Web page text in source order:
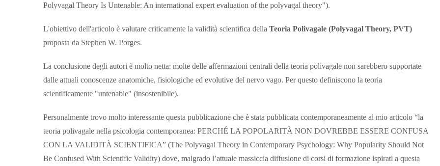
Polyvagal Theory Is Untenable: An international expert evaluation of the polyvagal theory").
L'obiettivo dell'articolo è valutare criticamente la validità scientifica della Teoria Polivagale (Polyvagal Theory, PVT)
proposta da Stephen W. Porges.
La conclusione degli autori è molto netta: molte delle affermazioni centrali della teoria polivagale non sarebbero supportate
dalle attuali conoscenze anatomiche, fisiologiche ed evolutive del nervo vago. Per questo definiscono la teoria
scientificamente "untenable" (insostenibile).
Personalmente trovo molto interessante questa pubblicazione che è stata pubblicata contemporaneamente al mio articolo “la
teoria polivagale nella psicologia contemporanea: PERCHÉ LA POPOLARITÀ NON DOVREBBE ESSERE CONFUSA
CON LA VALIDITÀ SCIENTIFICA” (The Polyvagal Theory in Contemporary Psychology: Why Popularity Should Not
Be Confused With Scientific Validity) dove, malgrado l’attuale massiccia diffusione di corsi di formazione ispirati a questa